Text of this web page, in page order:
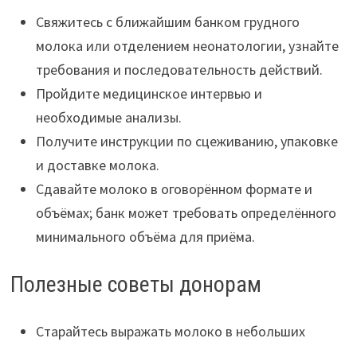
Свяжитесь с ближайшим банком грудного
молока или отделением неонатологии, узнайте
требования и последовательность действий.
Пройдите медицинское интервью и
необходимые анализы.
Получите инструкции по сцеживанию, упаковке
и доставке молока.
Сдавайте молоко в оговорённом формате и
объёмах; банк может требовать определённого
минимального объёма для приёма.
Полезные советы донорам
Старайтесь выражать молоко в небольших